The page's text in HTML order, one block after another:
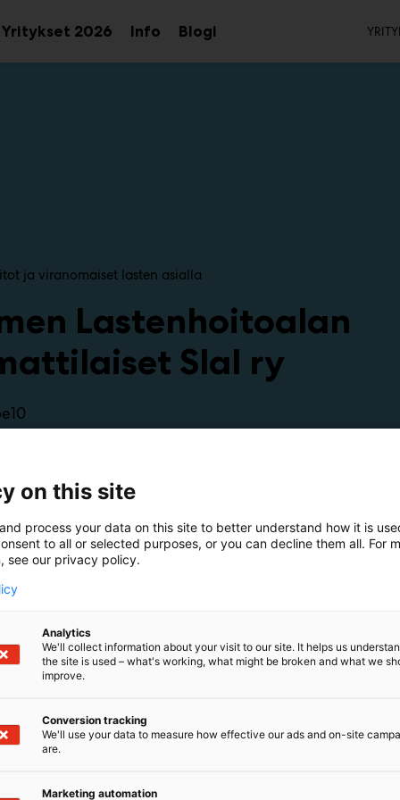
Yritykset 2026Avaa
alavalikko
InfoAvaa
alavalikko
Blogi
ja viranomaiset lasten asialla
Lastenhoitoalan
Slal ry
ammattilaiset Slal ry on koulutettujen
ja alan opiskelijoiden yhteinen järjestö sekä
arkea lastenhoidon ammattilaisille.
vaikutamme alan tulevaisuuteen ja tuomme
ja valtakunnallisesti.
on this site
process your data on this site to better understand how it is
to all or selected purposes, or you can decline them all. For
see our privacy policy.
Analytics
We'll collect information about your visit to our site. It helps us
the site is used – what's working, what might be broken and what we
improve.
Conversion tracking
We'll use your data to measure how effective our ads and on-site
are.
Marketing automation